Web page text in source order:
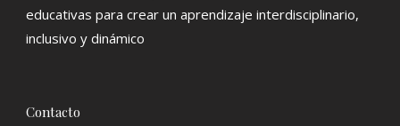
educativas para crear un aprendizaje interdisciplinario,
inclusivo y dinámico
Contacto